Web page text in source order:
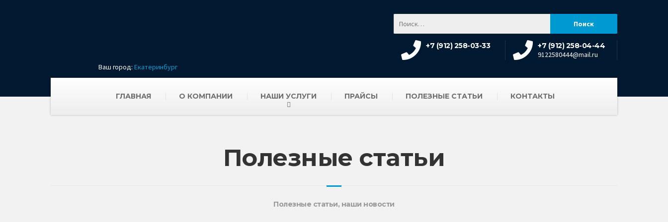
Ваш город: Екатеринбург
+7 (912) 258-03-33
+7 (912) 258-04-44
9122580444@mail.ru
ГЛАВНАЯ О КОМПАНИИ НАШИ УСЛУГИ ПРАЙСЫ ПОЛЕЗНЫЕ СТАТЬИ КОНТАКТЫ
Полезные статьи
Полезные статьи, наши новости